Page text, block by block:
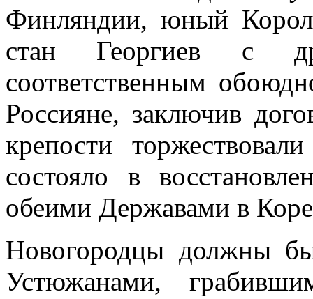
Финляндии, юный
стан Георгиев с
соответственным
Россияне, заключив
крепости
состояло в
обеими Державами в
Новогородцы должны
Устюжанами,